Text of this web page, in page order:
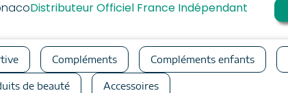
Distributeur Officiel France Indépendant
Compléments Compléments enfants
de beauté Accessoires